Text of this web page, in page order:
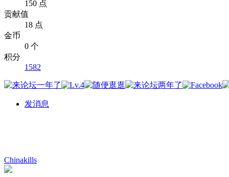
150 点
贡献值
18 点
金币
0 个
积分
1582
发消息
Chinakills